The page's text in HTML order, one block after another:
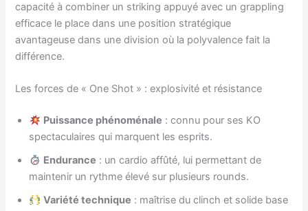
capacité à combiner un striking appuyé avec un grappling
efficace le place dans une position stratégique
avantageuse dans une division où la polyvalence fait la
différence.
Les forces de « One Shot » : explosivité et résistance
Puissance phénoménale : connu pour ses KO
spectaculaires qui marquent les esprits.
Endurance : un cardio affûté, lui permettant de
maintenir un rythme élevé sur plusieurs rounds.
Variété technique : maîtrise du clinch et solide base